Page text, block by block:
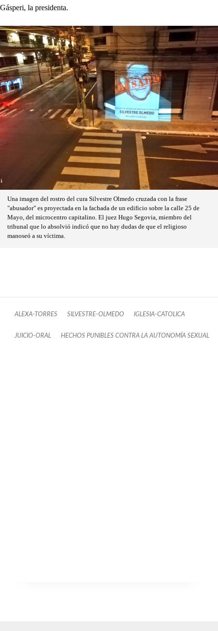
Gásperi, la presidenta.
Una imagen del rostro del cura Silvestre Olmedo cruzada con la frase
"abusador" es proyectada en la fachada de un edificio sobre la calle 25 de
Mayo, del microcentro capitalino. El juez Hugo Segovia, miembro del
tribunal que lo absolvió indicó que no hay dudas de que el religioso
manoseó a su víctima.
ALEXA-TORRES SILVESTRE-OLMEDO IGLESIA-CATOLICA
JUICIO-ORAL HECHOS PUNIBLES CONTRA LA AUTONOMÍA SEXUAL